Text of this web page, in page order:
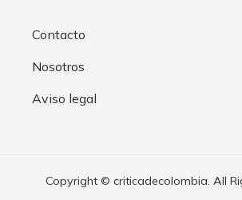
Contacto
Nosotros
Aviso legal
Copyright © criticadecolombia. All